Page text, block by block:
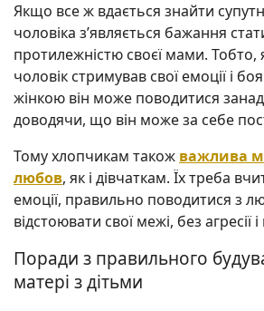
Якщо все ж вдається знайти
чоловіка з’являється бажання
протилежністю своєї мами. Тобто,
чоловік стримував свої емоції і
жінкою він може поводитися
доводячи, що він може за себе
Тому хлопчикам також важлива
любов, як і дівчаткам. Їх треба
емоції, правильно поводитися з
відстоювати свої межі, без агресії
Поради з правильного
матері з дітьми